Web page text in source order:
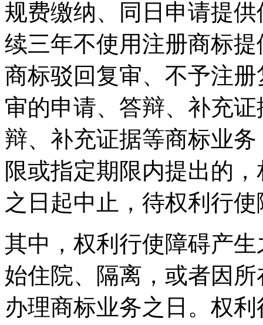
规费缴纳、同日申请提
续三年不使用注册商标
商标驳回复审、不予注
审的申请、答辩、补充
辩、补充证据等商标业
限或指定期限内提出的
之日起中止，待权利行
其中，权利行使障碍产
始住院、隔离，或者因
办理商标业务之日。权